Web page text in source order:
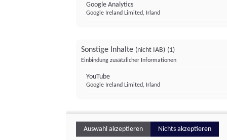
Google Analytics
Google Ireland Limited, Irland
Sonstige Inhalte (nicht IAB) (1)
Einbindung zusätzlicher Informationen
YouTube
Google Ireland Limited, Irland
Auswahl akzeptieren Nichts akzeptieren